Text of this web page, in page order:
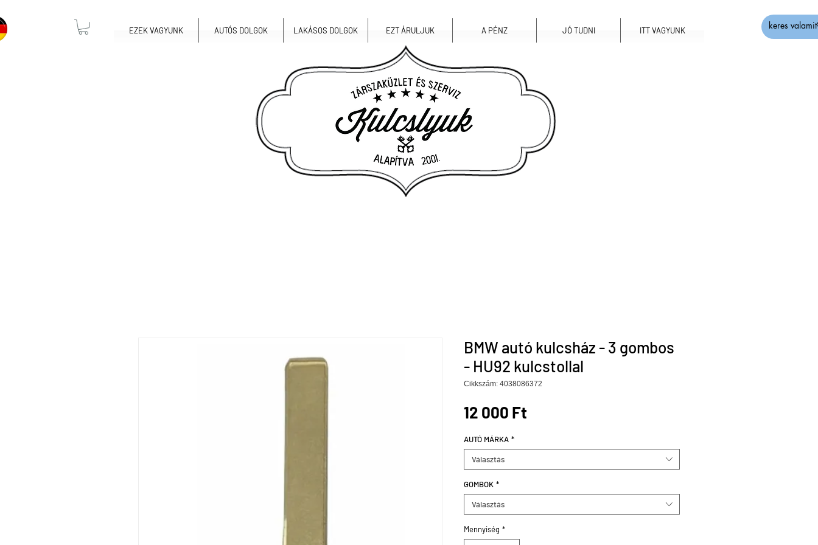
EZEK VAGYUNK AUTÓS DOLGOK LAKÁSOS DOLGOK EZT ÁRULJUK A PÉNZ JÓ TUDNI ITT VAGYUNK
BMW autó kulcsház - 3 gombos
- HU92 kulcstollal
Cikkszám: 4038086372
12 000 Ft
AUTÓ MÁRKA *
Választás
GOMBOK *
Választás
Mennyiség *